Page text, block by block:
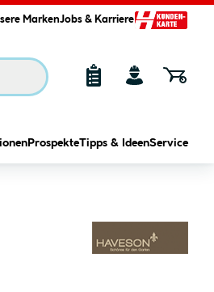
MarkenJobs & Karriere
ProspekteTipps & IdeenService